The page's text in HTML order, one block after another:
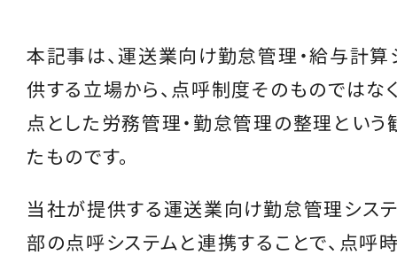
本記事は、運送業向け勤怠管理・給与計算
供する立場から、点呼制度そのものではな
点とした労務管理・勤怠管理の整理という
たものです。
当社が提供する運送業向け勤怠管理シス
部の点呼システムと連携することで、点呼